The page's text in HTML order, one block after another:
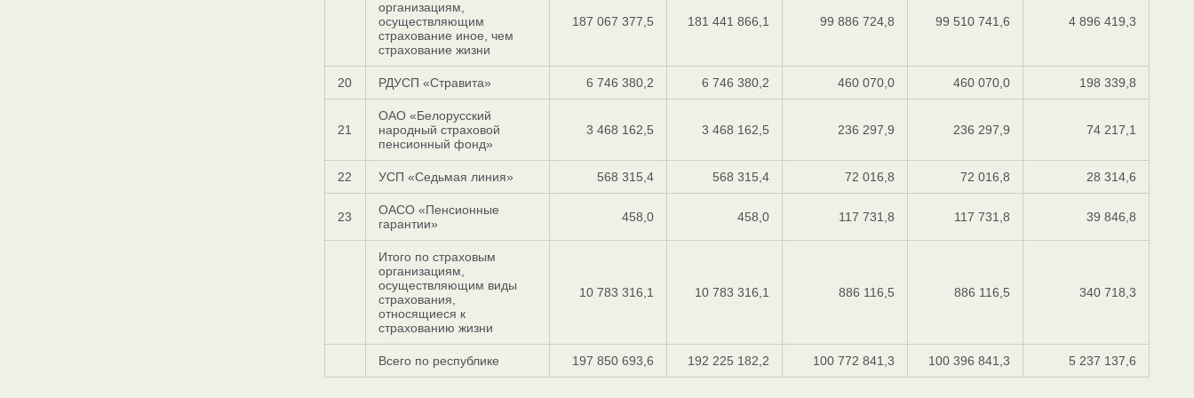
организациям,
осуществляющим
страхование иное, чем
страхование жизни
187 067 377,5 181 441 866,1 99 886 724,8 99 510 741,6 4 896 419,3
20 РДУСП «Стравита» 6 746 380,2 6 746 380,2 460 070,0 460 070,0 198 339,8
21
ОАО «Белоруcский
народный страховой
пенсионный фонд»
3 468 162,5 3 468 162,5 236 297,9 236 297,9 74 217,1
22 УСП «Седьмая линия» 568 315,4 568 315,4 72 016,8 72 016,8 28 314,6
23
ОАСО «Пенсионные
гарантии»
458,0 458,0 117 731,8 117 731,8 39 846,8
Итого по страховым
организациям,
осуществляющим виды
страхования,
относящиеся к
страхованию жизни
10 783 316,1 10 783 316,1 886 116,5 886 116,5 340 718,3
Всего по республике 197 850 693,6 192 225 182,2 100 772 841,3 100 396 841,3 5 237 137,6